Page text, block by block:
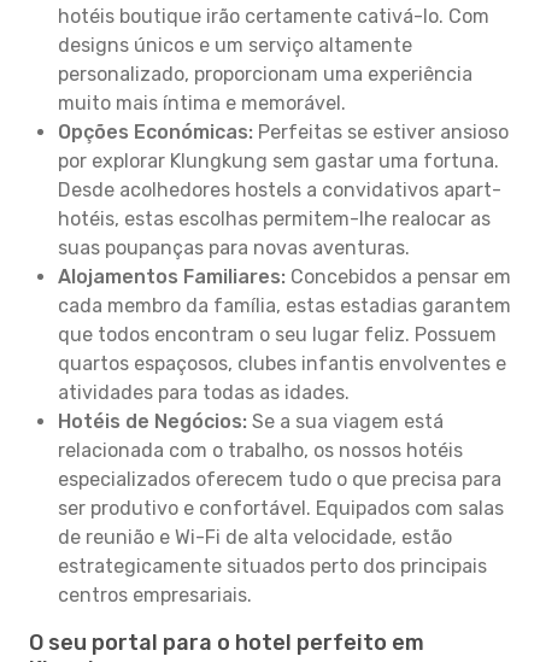
hotéis boutique irão certamente cativá-lo. Com
designs únicos e um serviço altamente
personalizado, proporcionam uma experiência
muito mais íntima e memorável.
Opções Económicas: Perfeitas se estiver ansioso
por explorar Klungkung sem gastar uma fortuna.
Desde acolhedores hostels a convidativos apart-
hotéis, estas escolhas permitem-lhe realocar as
suas poupanças para novas aventuras.
Alojamentos Familiares: Concebidos a pensar em
cada membro da família, estas estadias garantem
que todos encontram o seu lugar feliz. Possuem
quartos espaçosos, clubes infantis envolventes e
atividades para todas as idades.
Hotéis de Negócios: Se a sua viagem está
relacionada com o trabalho, os nossos hotéis
especializados oferecem tudo o que precisa para
ser produtivo e confortável. Equipados com salas
de reunião e Wi-Fi de alta velocidade, estão
estrategicamente situados perto dos principais
centros empresariais.
O seu portal para o hotel perfeito em